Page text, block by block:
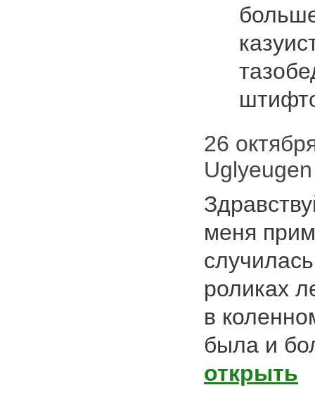
26
Uglyeugen
меня
роликах
в
была и
открыть